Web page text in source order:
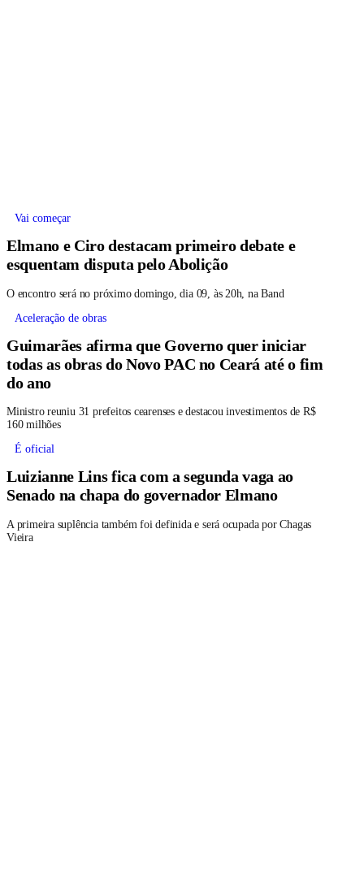
Vai começar
Elmano e Ciro destacam primeiro debate e
esquentam disputa pelo Abolição
O encontro será no próximo domingo, dia 09, às 20h, na Band
Aceleração de obras
Guimarães afirma que Governo quer iniciar
todas as obras do Novo PAC no Ceará até o fim
do ano
Ministro reuniu 31 prefeitos cearenses e destacou investimentos de R$
160 milhões
É oficial
Luizianne Lins fica com a segunda vaga ao
Senado na chapa do governador Elmano
A primeira suplência também foi definida e será ocupada por Chagas
Vieira